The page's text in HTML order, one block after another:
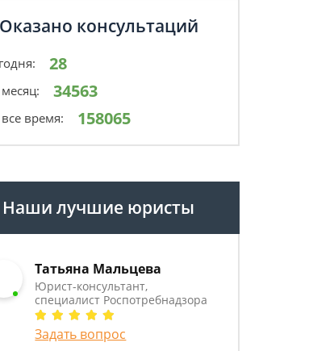
Оказано консультаций
28
34563
время: 158065
Наши лучшие юристы
Татьяна Мальцева
Юрист-консультант,
специалист Роспотребнадзора
Задать вопрос